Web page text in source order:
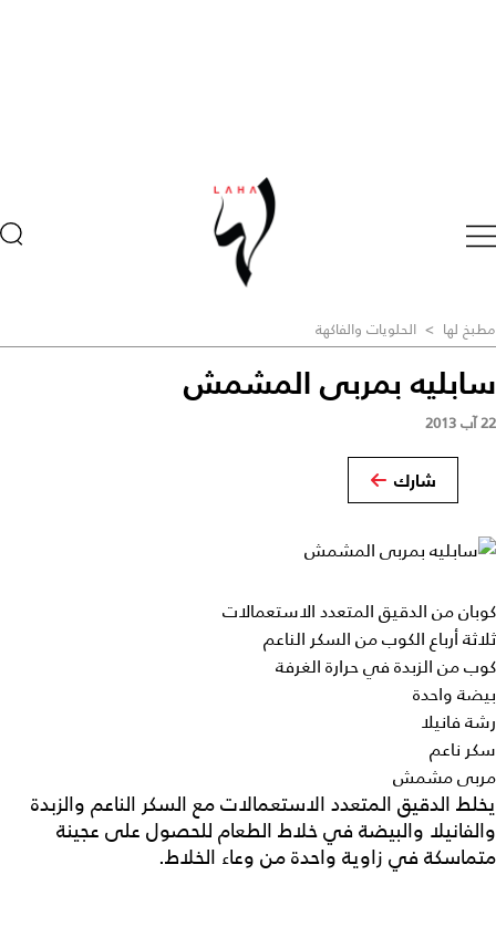
مطبخ لها > الحلويات والفاكهة
سابليه بمربى المشمش
22 آب 2013
شارك
كوبان من الدقيق المتعدد الاستعمالات
ثلاثة أرباع الكوب من السكر الناعم
كوب من الزبدة في حرارة الغرفة
بيضة واحدة
رشة فانيلا
سكر ناعم
مربى مشمش
يخلط الدقيق المتعدد الاستعمالات مع السكر الناعم والزبدة
والفانيلا والبيضة في خلاط الطعام للحصول على عجينة
متماسكة في زاوية واحدة من وعاء الخلاط.